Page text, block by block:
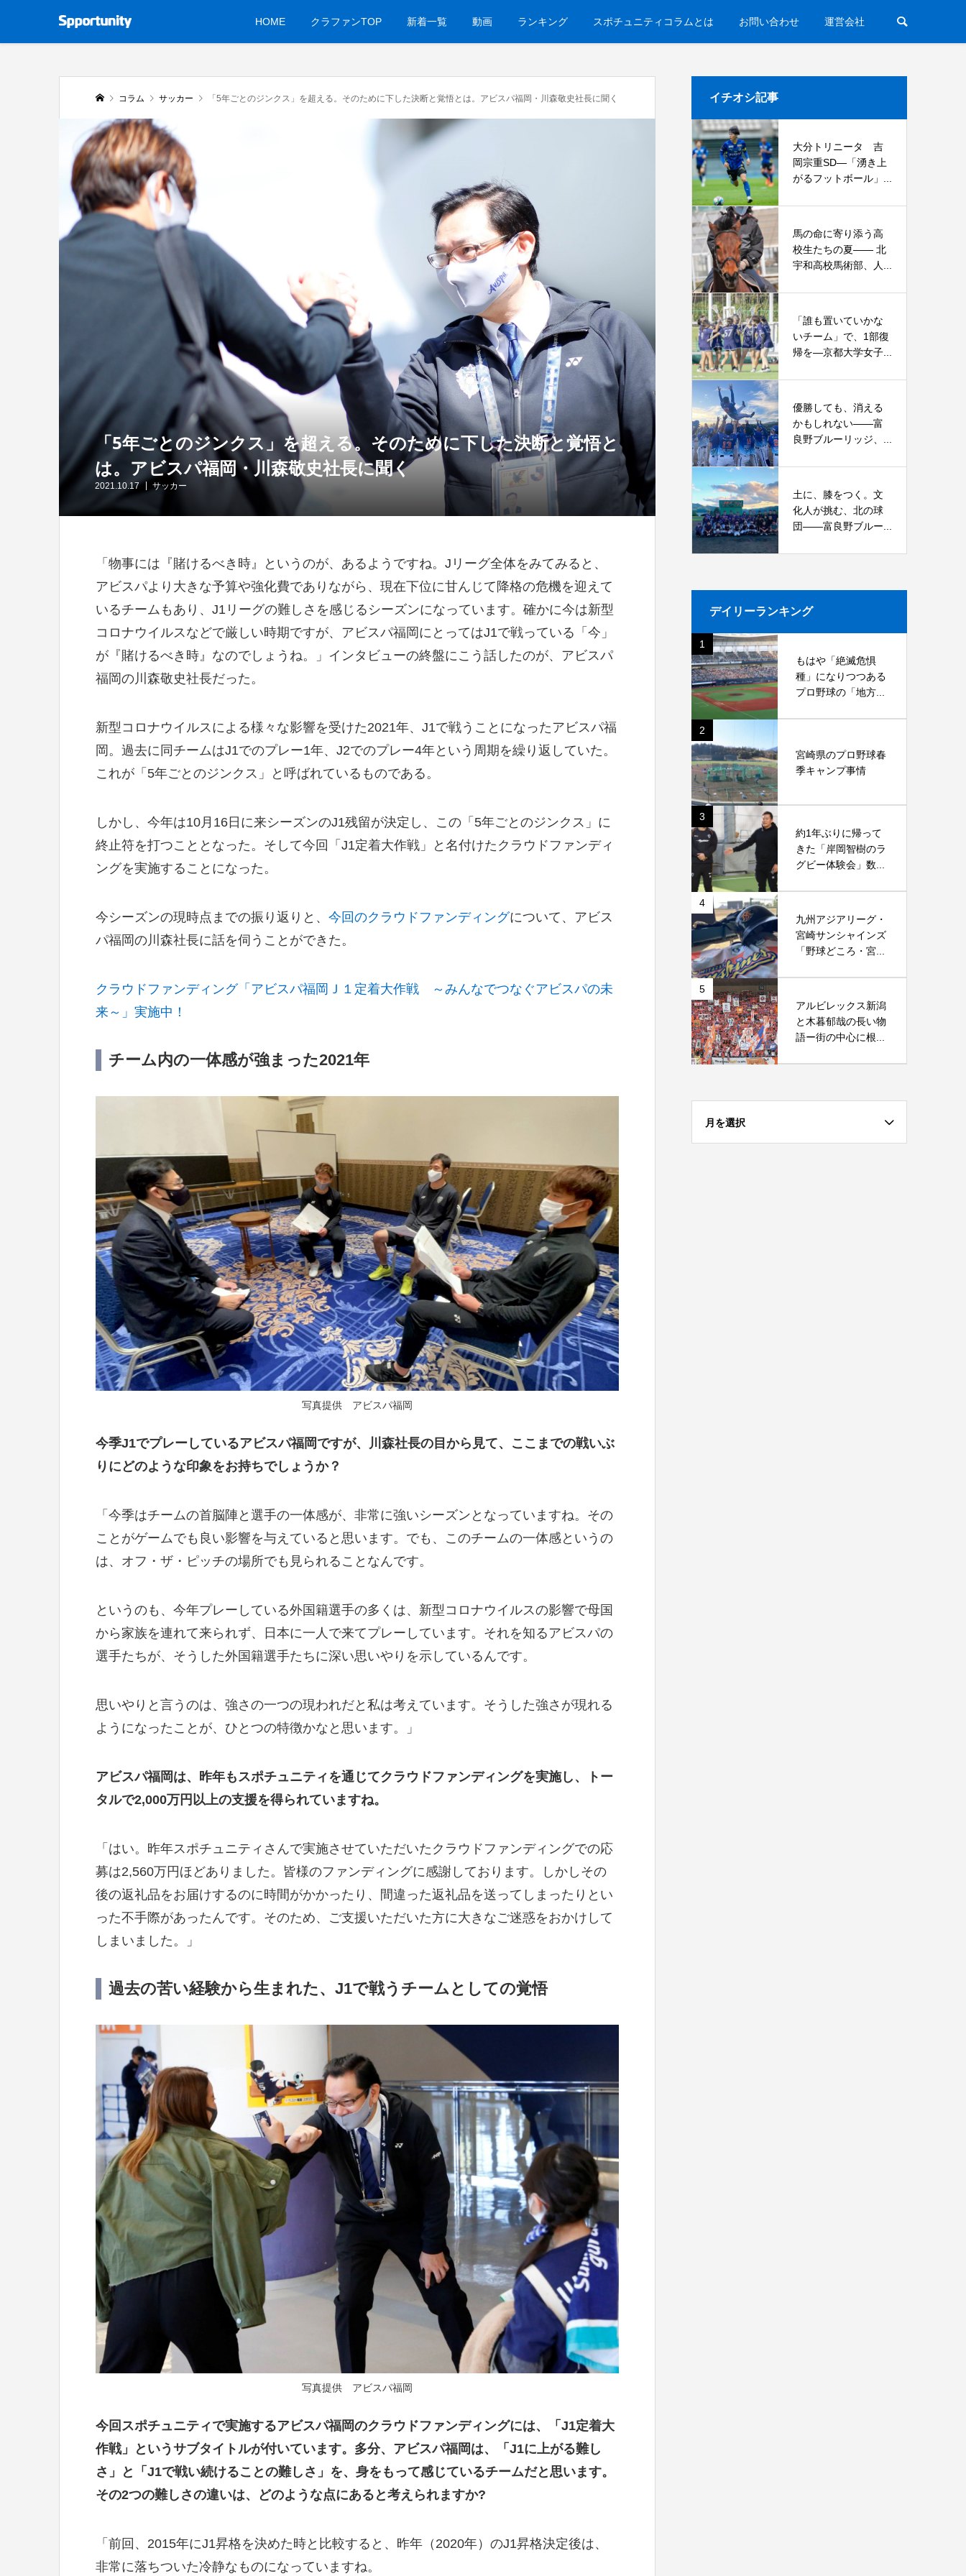
HOME クラファンTOP 新着一覧 動画 ランキング スポチュニティコラムとは お問い合わせ 運営会社
コラム サッカー 「5年ごとのジンクス」を超える。そのために下した決断と覚悟とは。アビスパ福岡・川森敬史社長に聞く
「5年ごとのジンクス」を超える。そのために下した決断と覚悟と
は。アビスパ福岡・川森敬史社長に聞く
2021.10.17 サッカー
「物事には『賭けるべき時』というのが、あるようですね。Jリーグ全体をみてみると、
アビスパより大きな予算や強化費でありながら、現在下位に甘んじて降格の危機を迎えて
いるチームもあり、J1リーグの難しさを感じるシーズンになっています。確かに今は新型
コロナウイルスなどで厳しい時期ですが、アビスパ福岡にとってはJ1で戦っている「今」
が『賭けるべき時』なのでしょうね。」インタビューの終盤にこう話したのが、アビスパ
福岡の川森敬史社長だった。
新型コロナウイルスによる様々な影響を受けた2021年、J1で戦うことになったアビスパ福
岡。過去に同チームはJ1でのプレー1年、J2でのプレー4年という周期を繰り返していた。
これが「5年ごとのジンクス」と呼ばれているものである。
しかし、今年は10月16日に来シーズンのJ1残留が決定し、この「5年ごとのジンクス」に
終止符を打つこととなった。そして今回「J1定着大作戦」と名付けたクラウドファンディ
ングを実施することになった。
今シーズンの現時点までの振り返りと、 今回のクラウドファンディングについて、アビス
パ福岡の川森社長に話を伺うことができた。
クラウドファンディング「アビスパ福岡Ｊ１定着大作戦 ～みんなでつなぐアビスパの未
来～」実施中！
チーム内の一体感が強まった2021年
写真提供 アビスパ福岡
今季J1でプレーしているアビスパ福岡ですが、川森社長の目から見て、ここまでの戦いぶ
りにどのような印象をお持ちでしょうか？
「今季はチームの首脳陣と選手の一体感が、非常に強いシーズンとなっていますね。その
ことがゲームでも良い影響を与えていると思います。でも、このチームの一体感というの
は、オフ・ザ・ピッチの場所でも見られることなんです。
というのも、今年プレーしている外国籍選手の多くは、新型コロナウイルスの影響で母国
から家族を連れて来られず、日本に一人で来てプレーしています。それを知るアビスパの
選手たちが、そうした外国籍選手たちに深い思いやりを示しているんです。
思いやりと言うのは、強さの一つの現われだと私は考えています。そうした強さが現れる
ようになったことが、ひとつの特徴かなと思います。」
アビスパ福岡は、昨年もスポチュニティを通じてクラウドファンディングを実施し、トー
タルで2,000万円以上の支援を得られていますね。
「はい。昨年スポチュニティさんで実施させていただいたクラウドファンディングでの応
募は2,560万円ほどありました。皆様のファンディングに感謝しております。しかしその
後の返礼品をお届けするのに時間がかかったり、間違った返礼品を送ってしまったりとい
った不手際があったんです。そのため、ご支援いただいた方に大きなご迷惑をおかけして
しまいました。」
過去の苦い経験から生まれた、J1で戦うチームとしての覚悟
写真提供 アビスパ福岡
今回スポチュニティで実施するアビスパ福岡のクラウドファンディングには、「J1定着大
作戦」というサブタイトルが付いています。多分、アビスパ福岡は、「J1に上がる難し
さ」と「J1で戦い続けることの難しさ」を、身をもって感じているチームだと思います。
その2つの難しさの違いは、どのような点にあると考えられますか?
「前回、2015年にJ1昇格を決めた時と比較すると、昨年（2020年）のJ1昇格決定後は、
非常に落ちついた冷静なものになっていますね。
イチオシ記事
大分トリニータ 吉
岡宗重SD―「湧き上
がるフットボール」...
馬の命に寄り添う高
校生たちの夏—— 北
宇和高校馬術部、人...
「誰も置いていかな
いチーム」で、1部復
帰を―京都大学女子...
優勝しても、消える
かもしれない――富
良野ブルーリッジ、...
土に、膝をつく。文
化人が挑む、北の球
団――富良野ブルー...
デイリーランキング
1
もはや「絶滅危惧
種」になりつつある
プロ野球の「地方...
2
宮崎県のプロ野球春
季キャンプ事情
3
約1年ぶりに帰って
きた「岸岡智樹のラ
グビー体験会」数...
4
九州アジアリーグ・
宮崎サンシャインズ
「野球どころ・宮...
5
アルビレックス新潟
と木暮郁哉の長い物
語ー街の中心に根...
月を選択